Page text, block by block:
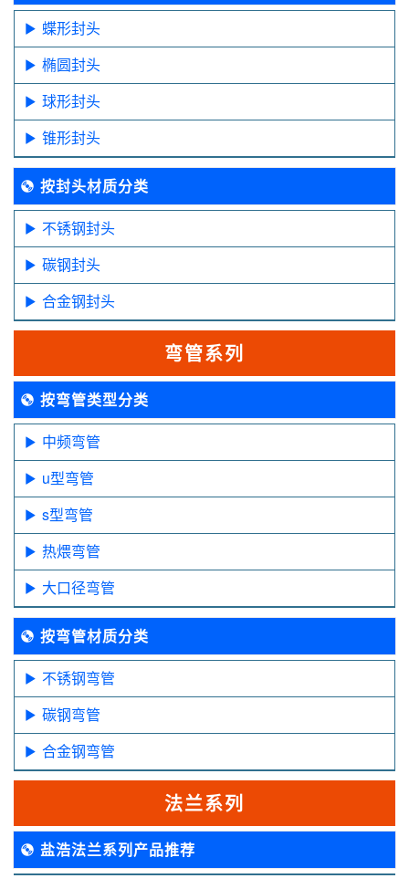
蝶形封头
椭圆封头
球形封头
锥形封头
按封头材质分类
不锈钢封头
碳钢封头
合金钢封头
弯管系列
按弯管类型分类
中频弯管
u型弯管
s型弯管
热煨弯管
大口径弯管
按弯管材质分类
不锈钢弯管
碳钢弯管
合金钢弯管
法兰系列
盐浩法兰系列产品推荐